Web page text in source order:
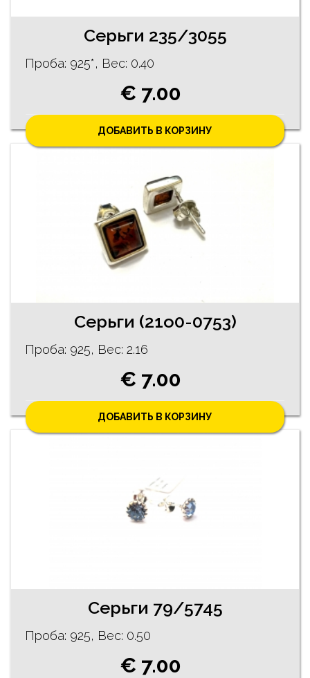
Серьги 235/3055
Проба: 925*, Bес: 0.40
€ 7.00
ДОБАВИТЬ В КОРЗИНУ
Серьги (21o0-0753)
Проба: 925, Bес: 2.16
€ 7.00
ДОБАВИТЬ В КОРЗИНУ
Cерьги 79/5745
Проба: 925, Bес: 0.50
€ 7.00